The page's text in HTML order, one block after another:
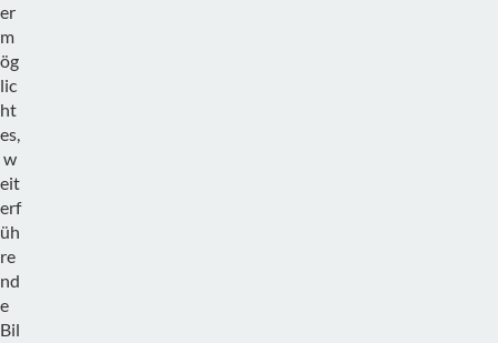
er
m
ög
lic
ht
es,
w
eit
erf
üh
re
nd
e
Bil